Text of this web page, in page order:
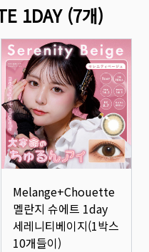
1DAY(7개)
Melange+Chouette
멜란지 슈에트 1day
세레니티베이지(1박스
10개들이)